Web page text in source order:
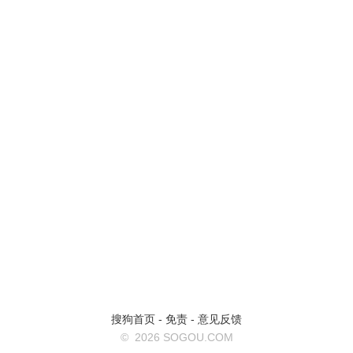
搜狗首页 - 免责 - 意见反馈
© 2026 SOGOU.COM